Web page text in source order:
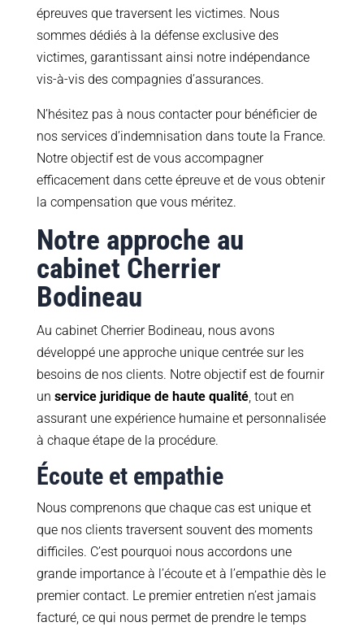
épreuves que traversent les victimes. Nous
sommes dédiés à la défense exclusive des
victimes, garantissant ainsi notre indépendance
vis-à-vis des compagnies d’assurances.
N’hésitez pas à nous contacter pour bénéficier de
nos services d’indemnisation dans toute la France.
Notre objectif est de vous accompagner
efficacement dans cette épreuve et de vous obtenir
la compensation que vous méritez.
Notre approche au
cabinet Cherrier
Bodineau
Au cabinet Cherrier Bodineau, nous avons
développé une approche unique centrée sur les
besoins de nos clients. Notre objectif est de fournir
un service juridique de haute qualité, tout en
assurant une expérience humaine et personnalisée
à chaque étape de la procédure.
Écoute et empathie
Nous comprenons que chaque cas est unique et
que nos clients traversent souvent des moments
difficiles. C’est pourquoi nous accordons une
grande importance à l’écoute et à l’empathie dès le
premier contact. Le premier entretien n’est jamais
facturé, ce qui nous permet de prendre le temps